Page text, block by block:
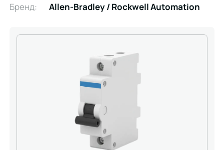
Бренд:
Allen-Bradley / Rockwell Automation